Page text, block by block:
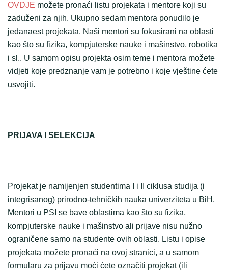
OVDJE možete pronaći listu projekata i mentore koji su
zaduženi za njih. Ukupno sedam mentora ponudilo je
jedanaest projekata. Naši mentori su fokusirani na oblasti
kao što su fizika, kompjuterske nauke i mašinstvo, robotika
i sl.. U samom opisu projekta osim teme i mentora možete
vidjeti koje predznanje vam je potrebno i koje vještine ćete
usvojiti.
PRIJAVA I SELEKCIJA
Projekat je namijenjen studentima I i II ciklusa studija (i
integrisanog) prirodno-tehničkih nauka univerziteta u BiH.
Mentori u PSI se bave oblastima kao što su fizika,
kompjuterske nauke i mašinstvo ali prijave nisu nužno
ograničene samo na studente ovih oblasti. Listu i opise
projekata možete pronaći na ovoj stranici, a u samom
formularu za prijavu moći ćete označiti projekat (ili